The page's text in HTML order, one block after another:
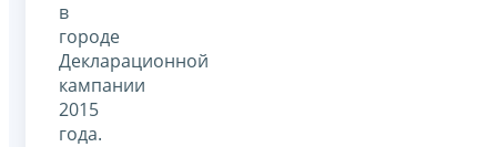
в
городе
Декларационной
кампании
2015
года.